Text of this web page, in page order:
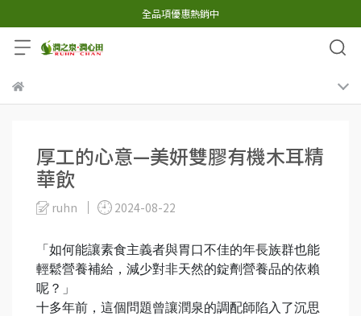
全品項優惠熱銷中
厚工的心意—美妍雙膠有機木耳精
華飲
ruhn 2024-08-22
「如何能讓素食主義者與胃口不佳的年長族群也能
輕鬆營養補給，減少對非天然的錠劑營養品的依賴
呢？」
十多年前，這個問題曾讓潤泉的調配師陷入了沉思